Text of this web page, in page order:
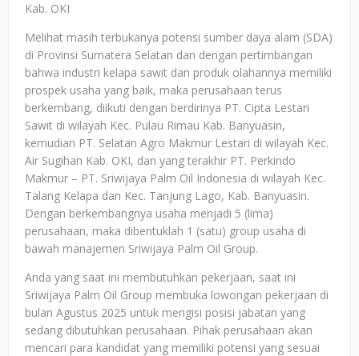
Kab. OKI
Melihat masih terbukanya potensi sumber daya alam (SDA)
di Provinsi Sumatera Selatan dan dengan pertimbangan
bahwa industri kelapa sawit dan produk olahannya memiliki
prospek usaha yang baik, maka perusahaan terus
berkembang, diikuti dengan berdirinya PT. Cipta Lestari
Sawit di wilayah Kec. Pulau Rimau Kab. Banyuasin,
kemudian PT. Selatan Agro Makmur Lestari di wilayah Kec.
Air Sugihan Kab. OKI, dan yang terakhir PT. Perkindo
Makmur – PT. Sriwijaya Palm Oil Indonesia di wilayah Kec.
Talang Kelapa dan Kec. Tanjung Lago, Kab. Banyuasin.
Dengan berkembangnya usaha menjadi 5 (lima)
perusahaan, maka dibentuklah 1 (satu) group usaha di
bawah manajemen Sriwijaya Palm Oil Group.
Anda yang saat ini membutuhkan pekerjaan, saat ini
Sriwijaya Palm Oil Group membuka lowongan pekerjaan di
bulan Agustus 2025 untuk mengisi posisi jabatan yang
sedang dibutuhkan perusahaan. Pihak perusahaan akan
mencari para kandidat yang memiliki potensi yang sesuai